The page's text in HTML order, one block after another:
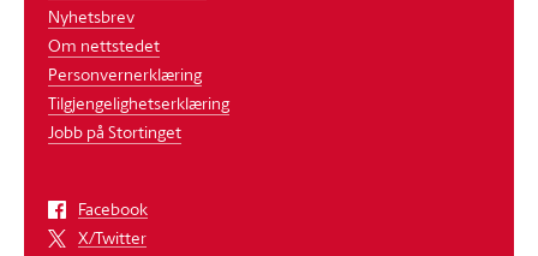
Nyhetsbrev
Om nettstedet
Personvernerklæring
Tilgjengelighetserklæring
Jobb på Stortinget
Facebook
X/Twitter